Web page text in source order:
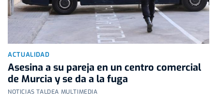
ACTUALIDAD
Asesina a su pareja en un centro comercial
de Murcia y se da a la fuga
NOTICIAS TALDEA MULTIMEDIA